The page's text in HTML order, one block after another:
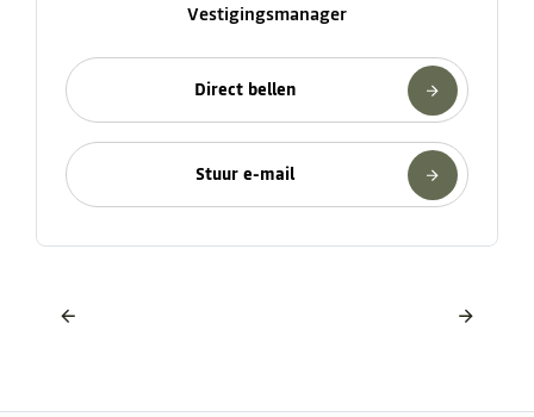
Vestigingsmanager
Direct bellen
Stuur e-mail